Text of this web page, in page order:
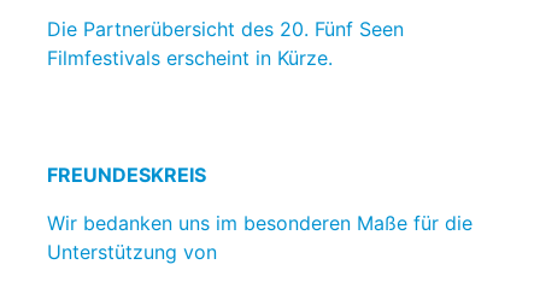
Die Partnerübersicht des 20. Fünf Seen
Filmfestivals erscheint in Kürze.
FREUNDESKREIS
Wir bedanken uns im besonderen Maße für die
Unterstützung von